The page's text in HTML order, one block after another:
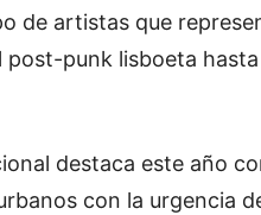
de artistas que
post-punk lisboeta
destaca este año
con la urgencia